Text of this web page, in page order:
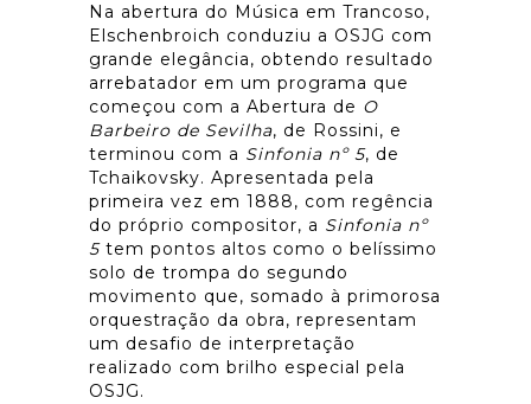
Na abertura do Música em Trancoso,
Elschenbroich conduziu a OSJG com
grande elegância, obtendo resultado
arrebatador em um programa que
começou com a Abertura de O
Barbeiro de Sevilha, de Rossini, e
terminou com a Sinfonia nº 5, de
Tchaikovsky. Apresentada pela
primeira vez em 1888, com regência
do próprio compositor, a Sinfonia nº
5tem pontos altos como o belíssimo
solo de trompa do segundo
movimento que, somado à primorosa
orquestração da obra, representam
um desafio de interpretação
realizado com brilho especial pela
OSJG.